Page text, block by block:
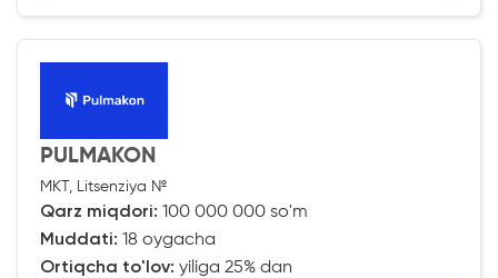
PULMAKON
MKT, Litsenziya №
Qarz miqdori: 100 000 000 so'm
Muddati: 18 oygacha
Ortiqcha to'lov: yiliga 25% dan